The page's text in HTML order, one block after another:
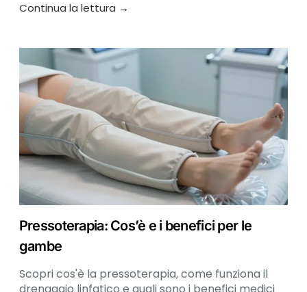
Continua la lettura →
Pressoterapia: Cos’è e i benefici per le
gambe
Scopri cos'è la pressoterapia, come funziona il